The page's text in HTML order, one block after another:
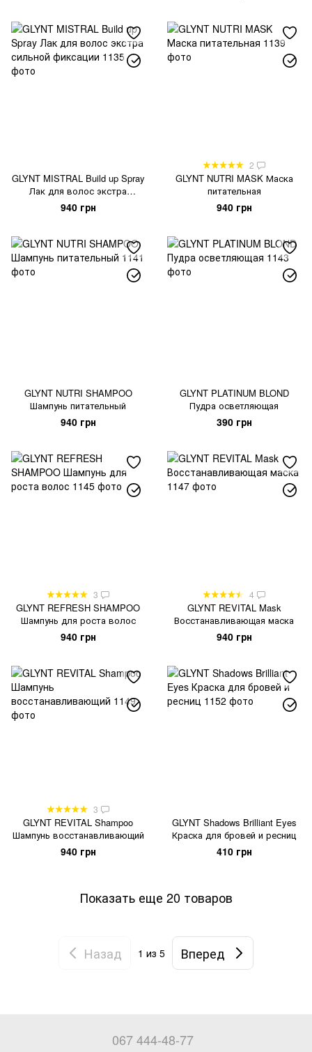
GLYNT MISTRAL Build up Spray
Лак для волос экстра
сильной фиксации
940 грн
2
GLYNT NUTRI MASK Маска
питательная
940 грн
GLYNT NUTRI SHAMPOO
Шампунь питательный
940 грн
GLYNT PLATINUM BLOND
Пудра осветляющая
390 грн
3
GLYNT REFRESH SHAMPOO
Шампунь для роста волос
940 грн
4
GLYNT REVITAL Mask
Восстанавливающая маска
940 грн
3
GLYNT REVITAL Shampoo
Шампунь восстанавливающий
940 грн
GLYNT Shadows Brilliant Eyes
Краска для бровей и ресниц
410 грн
Показать еще 20 товаров
Назад 1 из 5 Вперед
067 444-48-77